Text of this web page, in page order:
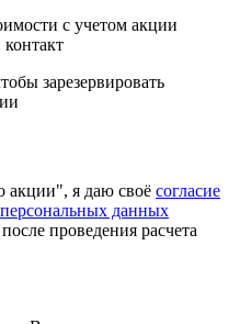
с учетом акции
зарезервировать
акции", я даю своё согласие
данных
проведения расчета